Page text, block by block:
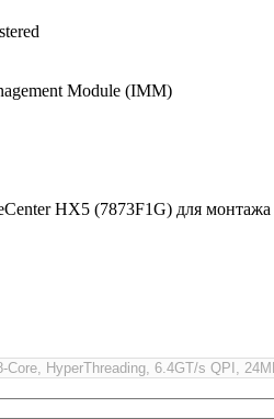
Module (IMM)
HX5 (7873F1G) для